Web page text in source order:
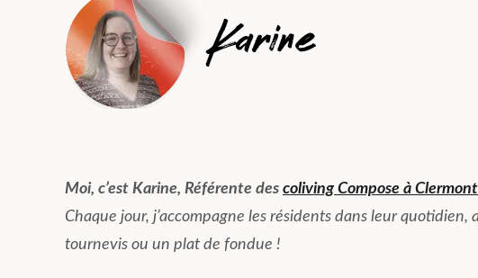
Moi, c’est Karine, Référente des coliving Compose à
Chaque jour, j’accompagne les résidents dans leur
tournevis ou un plat de fondue !